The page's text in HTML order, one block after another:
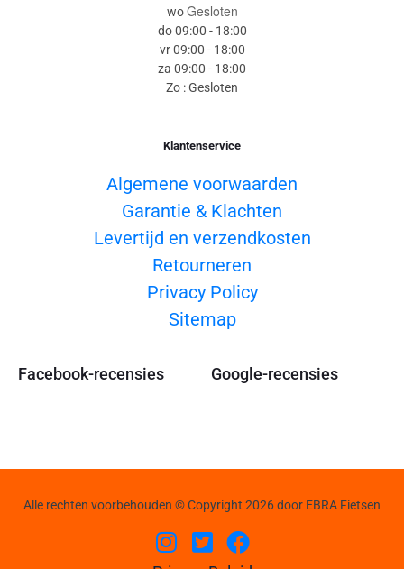
woGesloten
do 09:00 - 18:00
vr 09:00 - 18:00
za 09:00 - 18:00
Zo : Gesloten
Klantenservice
Algemene voorwaarden
Garantie & Klachten
Levertijd en verzendkosten
Retourneren
Privacy Policy
Sitemap
Facebook-recensies Google-recensies
Alle rechten voorbehouden © Copyright 2026 door EBRA Fietsen